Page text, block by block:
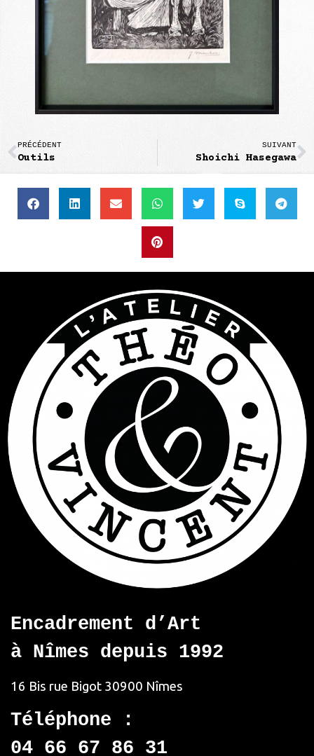
PRÉCÉDENT
Outils
SUIVANT
Shoichi Hasegawa
Encadrement d’Art
à Nîmes depuis 1992
16 Bis rue Bigot 30900 Nîmes
Téléphone :
04 66 67 86 31